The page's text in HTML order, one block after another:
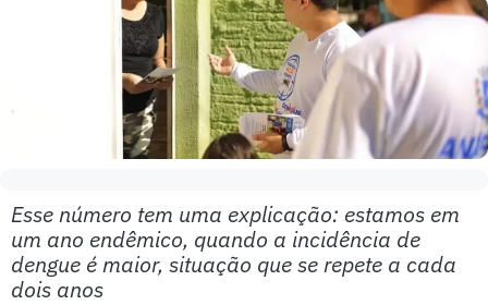
Esse número tem uma explicação: estamos em
um ano endêmico, quando a incidência de
dengue é maior, situação que se repete a cada
dois anos